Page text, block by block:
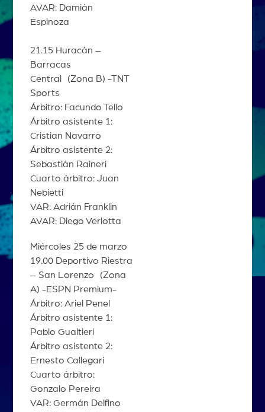
AVAR: Damián
Espinoza
21.15 Huracán –
Barracas
Central (Zona B) -TNT
Sports
Árbitro: Facundo Tello
Árbitro asistente 1:
Cristian Navarro
Árbitro asistente 2:
Sebastián Raineri
Cuarto árbitro: Juan
Nebietti
VAR: Adrián Franklin
AVAR: Diego Verlotta
Miércoles 25 de marzo
19.00 Deportivo Riestra
– San Lorenzo (Zona
A) -ESPN Premium-
Árbitro: Ariel Penel
Árbitro asistente 1:
Pablo Gualtieri
Árbitro asistente 2:
Ernesto Callegari
Cuarto árbitro:
Gonzalo Pereira
VAR: Germán Delfino